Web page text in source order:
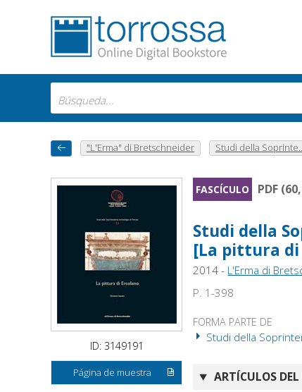
"L'Erma" di Bretschneider Studi della
ID: 3149191
Página de muestra
FASCÍCULO PDF
Studi della
[La pittura di
2014 - L'Erma di
P. 1-398
FORMA PARTE DE
Studi della
ARTÍCULOS